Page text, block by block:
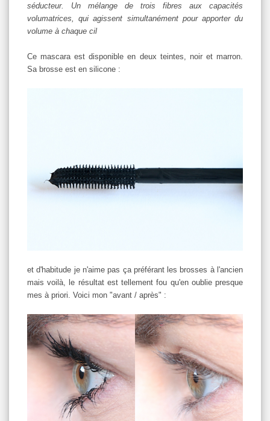
séducteur. Un mélange de trois fibres aux capacités
volumatrices, qui agissent simultanément pour apporter du
volume à chaque cil
Ce mascara est disponible en deux teintes, noir et marron.
Sa brosse est en silicone :
et d'habitude je n'aime pas ça préférant les brosses à l'ancien
mais voilà, le résultat est tellement fou qu'en oublie presque
mes à priori. Voici mon "avant / après" :